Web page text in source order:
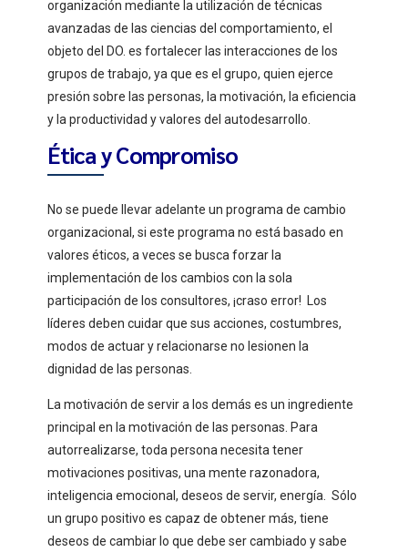
organización mediante la utilización de técnicas
avanzadas de las ciencias del comportamiento, el
objeto del DO. es fortalecer las interacciones de los
grupos de trabajo, ya que es el grupo, quien ejerce
presión sobre las personas, la motivación, la eficiencia
y la productividad y valores del autodesarrollo.
Ética y Compromiso
No se puede llevar adelante un programa de cambio
organizacional, si este programa no está basado en
valores éticos, a veces se busca forzar la
implementación de los cambios con la sola
participación de los consultores, ¡craso error! Los
líderes deben cuidar que sus acciones, costumbres,
modos de actuar y relacionarse no lesionen la
dignidad de las personas.
La motivación de servir a los demás es un ingrediente
principal en la motivación de las personas. Para
autorrealizarse, toda persona necesita tener
motivaciones positivas, una mente razonadora,
inteligencia emocional, deseos de servir, energía. Sólo
un grupo positivo es capaz de obtener más, tiene
deseos de cambiar lo que debe ser cambiado y sabe